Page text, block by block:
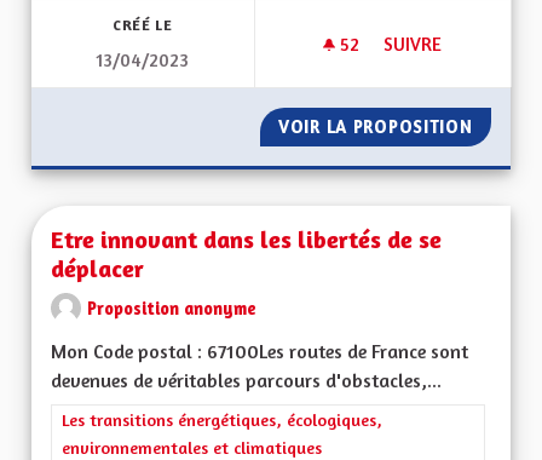
CRÉÉ LE
13/04/2023
52 52 ABONNÉS
SUIVRE
VOIR LA PROPOSITION
Etre innovant dans les libertés de se
déplacer
Proposition anonyme
Mon Code postal : 67100Les routes de France sont
devenues de véritables parcours d'obstacles,...
Filtrer les résultats de la catégorie : Les transitions
Les transitions énergétiques, écologiques,
environnementales et climatiques